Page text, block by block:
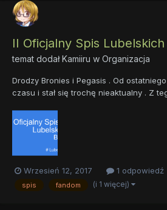
II Oficjalny Spis
temat dodałKamiiru w Organizacja
Drodzy Bronies i Pegasis . Od
czasu i stał się trochę nieaktualny . Z
oficjalnym Spisie Lubelskich Bronies.
wyłącznie Bronies i Pegasis z Woj
Wrzesień 12, 2017 1 odpowiedź
spis fandom (i 1 więcej)